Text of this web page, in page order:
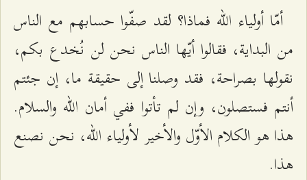
أمّا أولياء الله فماذا؟ لقد صفّوا حسابهم مع الناس
من البداية، فقالوا أيّها الناس نحن لن نُخدع بكم،
نقولها بصراحة، فقد وصلنا إلى حقيقة ما، إن جئتم
أنتم فستصلون، وإن لم تأتوا ففي أمان الله والسلام.
هذا هو الكلام الأوّل والأخير لأولياء الله، نحن نصنع
هذا.